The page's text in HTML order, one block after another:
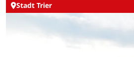
Stadt Trier